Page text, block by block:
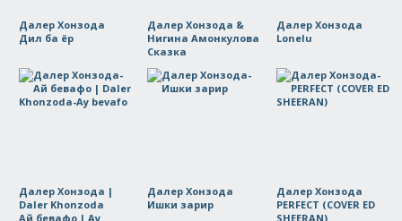
Далер Хонзода
Дил ба ёр
Далер Хонзода &
Нигина Амонкулова
Сказка
Далер Хонзода
Lonelu
Далер Хонзода |
Daler Khonzoda
Ай бевафо | Ay
Далер Хонзода
Ишки зарир
Далер Хонзода
PERFECT (COVER ED
SHEERAN)